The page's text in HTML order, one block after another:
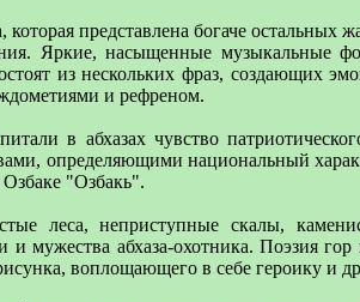
представлена богаче остальных
Яркие, насыщенные музыкальные
из нескольких фраз, создающих
и рефреном.
в абхазах чувство
определяющими национальный
"Озбакь".
леса, неприступные скалы,
мужества абхаза-охотника. Поэзия гор
воплощающего в себе героику и